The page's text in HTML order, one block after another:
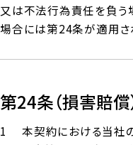
又は不法行為責任を負う
場合には第24条が適用さ
第24条（損害賠償
本契約における当社